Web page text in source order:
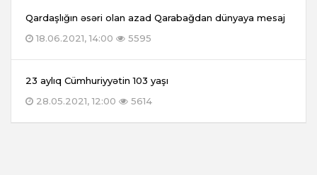
Qardaşlığın əsəri olan azad Qarabağdan dünyaya mesaj
18.06.2021, 14:00
5595
23 aylıq Cümhuriyyətin 103 yaşı
28.05.2021, 12:00
5614